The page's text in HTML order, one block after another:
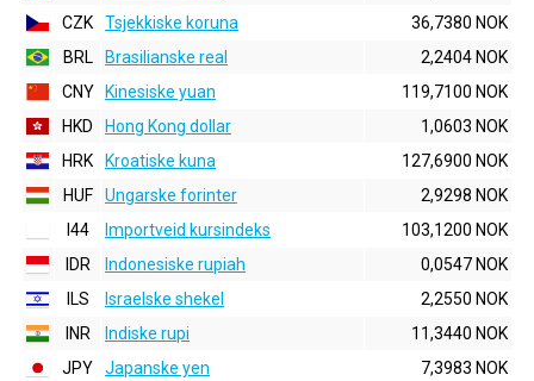
CZK
Tsjekkiske koruna
36,7380 NOK
BRL
Brasilianske real
2,2404 NOK
CNY
Kinesiske yuan
119,7100 NOK
HKD
Hong Kong dollar
1,0603 NOK
HRK
Kroatiske kuna
127,6900 NOK
HUF
Ungarske forinter
2,9298 NOK
I44
Importveid kursindeks
103,1200 NOK
IDR
Indonesiske rupiah
0,0547 NOK
ILS
Israelske shekel
2,2550 NOK
INR
Indiske rupi
11,3440 NOK
JPY
Japanske yen
7,3983 NOK